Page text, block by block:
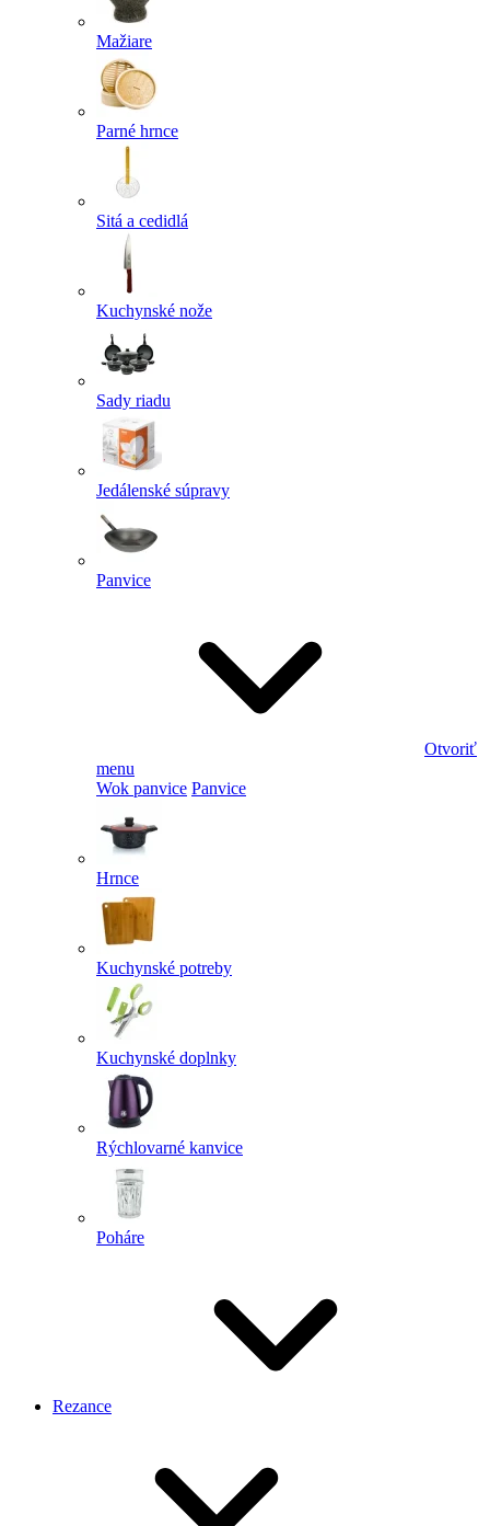
Mažiare
Parné hrnce
Sitá a cedidlá
Kuchynské nože
Sady riadu
Jedálenské súpravy
Panvice
Otvoriť
menu
Wok panvice Panvice
Hrnce
Kuchynské potreby
Kuchynské doplnky
Rýchlovarné kanvice
Poháre
Rezance